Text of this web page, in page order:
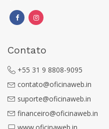
Contato
+55 31 9 8808-9095
contato@oficinaweb.in
suporte@oficinaweb.in
financeiro@oficinaweb.in